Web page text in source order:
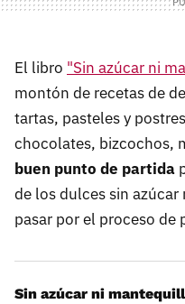
El libro "Sin azúcar ni
montón de recetas de
tartas, pasteles y
chocolates, bizcochos,
buen punto de partida
de los dulces sin
pasar por el proceso de
Sin azúcar ni